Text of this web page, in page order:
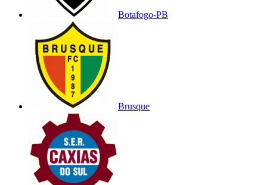
Botafogo-PB
Brusque